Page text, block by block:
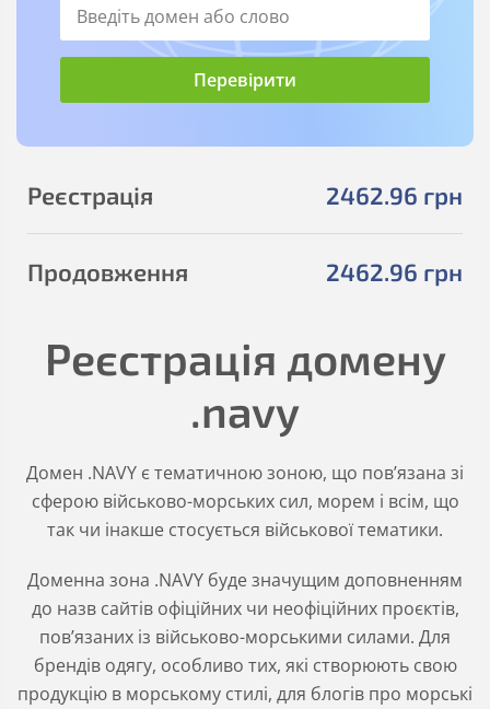
2462.96 грн
Реєстрація
2462.96 грн
Продовження
Реєстрація домену
.navy
Домен .NAVY є тематичною зоною, що повʼязана зі
сферою військово-морських сил, морем і всім, що
так чи інакше стосується військової тематики.
Доменна зона .NAVY буде значущим доповненням
до назв сайтів офіційних чи неофіційних проєктів,
пов’язаних із військово-морськими силами. Для
брендів одягу, особливо тих, які створюють свою
продукцію в морському стилі, для блогів про морські